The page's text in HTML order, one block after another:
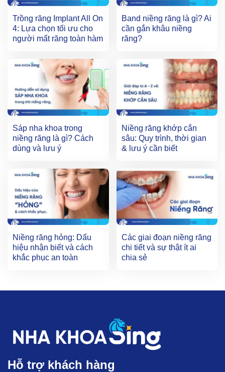
Trồng răng Implant All On
4: Lựa chọn tối ưu cho
người mất răng toàn hàm
Band niềng răng là gì? Ai
cần gắn khâu niềng
răng?
Sáp nha khoa trong
niềng răng là gì? Cách
dùng và lưu ý
Niềng răng khớp cắn
sâu: Quy trình, thời gian
& lưu ý cần biết
Niềng răng hỏng: Dấu
hiệu nhận biết và cách
khắc phục an toàn
Các giai đoạn niềng răng
chi tiết và sự thật ít ai
chia sẻ
Hỗ trợ khách hàng